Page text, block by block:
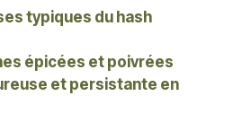
typiques du hash
épicées et poivrées
et persistante en